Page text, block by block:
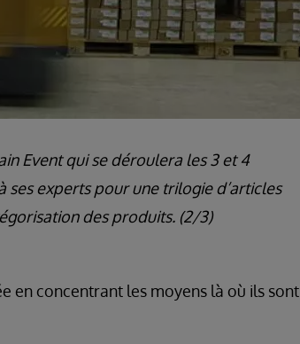
Event qui se déroulera les 3 et 4
ses experts pour une trilogie d’articles
des produits. (2/3)
en concentrant les moyens là où ils sont